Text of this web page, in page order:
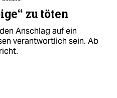
zu töten
Anschlag auf ein
verantwortlich sein. Ab